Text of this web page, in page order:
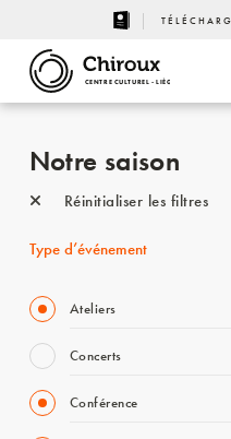
CENTRE CULTUREL - LIÈGE
Notre saison
Réinitialiser les filtres
Type d’événement
Ateliers
Concerts
Conférence